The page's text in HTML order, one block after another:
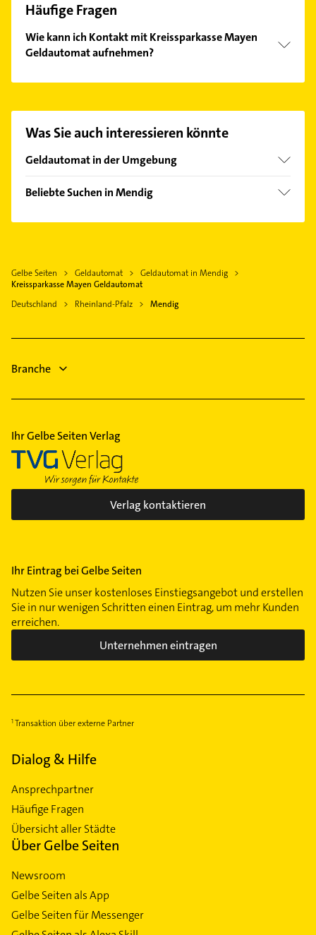
Häufige Fragen
Wie kann ich Kontakt mit Kreissparkasse Mayen
Geldautomat aufnehmen?
Hier finden Sie alleKontaktdaten
Was Sie auch interessieren könnte
Geldautomat in der Umgebung
Kruft
Mayen
Polch
Burgbrohl
Weißenthurm
Kobern-Gondorf
Beliebte Suchen in Mendig
Klempner
Gartenbau & Landschaftsbau
Gebäudereinigung
Zahnarzt
Gelbe Seiten Geldautomat
Geldautomat in Mendig
Kreissparkasse Mayen Geldautomat
Deutschland
Rheinland-Pfalz Mendig
Branche
Ihr Gelbe Seiten Verlag
Verlag kontaktieren
Ihr Eintrag bei Gelbe Seiten
Nutzen Sie unser kostenloses Einstiegsangebot und erstellen
Sie in nur wenigen Schritten einen Eintrag, um mehr Kunden
erreichen.
Unternehmen eintragen
Transaktion über externe Partner
Dialog & Hilfe
Ansprechpartner
Häufige Fragen
Übersicht aller Städte
Über Gelbe Seiten
Newsroom
Gelbe Seiten als App
Gelbe Seiten für Messenger